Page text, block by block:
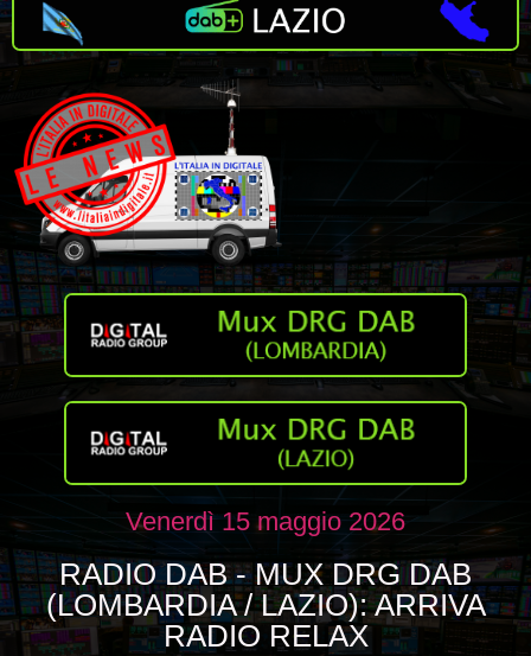
Venerdì 15 maggio 2026
RADIO DAB - MUX DRG DAB
(LOMBARDIA / LAZIO): ARRIVA
RADIO RELAX